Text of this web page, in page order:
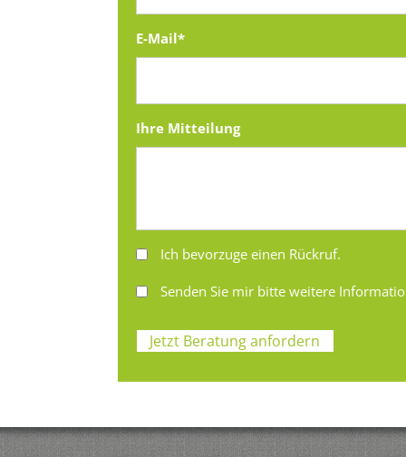
Pflichtfeld
E-Mail*
Ihre Mitteilung
Ich bevorzuge einen Rückruf.
Senden Sie mir bitte weitere
Jetzt Beratung anfordern